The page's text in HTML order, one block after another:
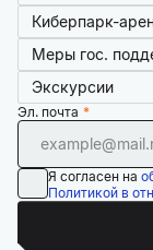
Киберпарк-
Меры гос.
Экскурсии
Эл. почта
Я согласен на
Политикой в